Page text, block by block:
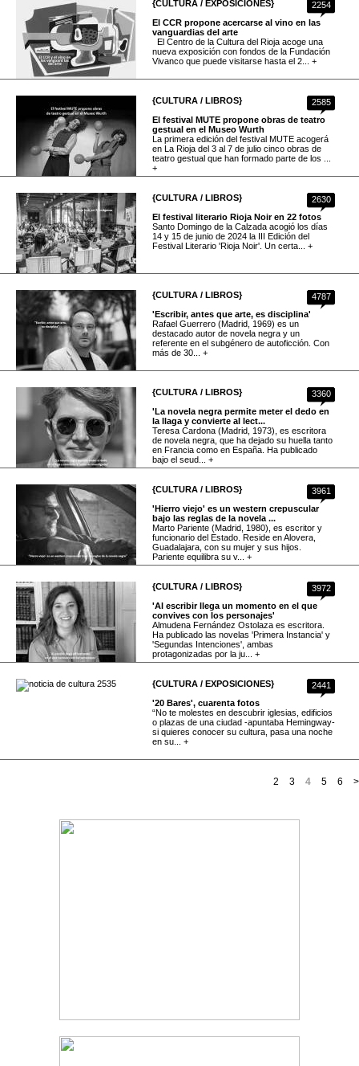
2254
{CULTURA / EXPOSICIONES}
El CCR propone acercarse al vino en las
vanguardias del arte
El Centro de la Cultura del Rioja acoge una
nueva exposición con fondos de la Fundación
Vivanco que puede visitarse hasta el 2... +
2585
{CULTURA / LIBROS}
El festival MUTE propone obras de teatro
gestual en el Museo Wurth
La primera edición del festival MUTE acogerá
en La Rioja del 3 al 7 de julio cinco obras de
teatro gestual que han formado parte de los ...
+
2630
{CULTURA / LIBROS}
El festival literario Rioja Noir en 22 fotos
Santo Domingo de la Calzada acogió los días
14 y 15 de junio de 2024 la III Edición del
Festival Literario 'Rioja Noir'. Un certa... +
4787
{CULTURA / LIBROS}
'Escribir, antes que arte, es disciplina'
Rafael Guerrero (Madrid, 1969) es un
destacado autor de novela negra y un
referente en el subgénero de autoficción. Con
más de 30... +
3360
{CULTURA / LIBROS}
'La novela negra permite meter el dedo en
la llaga y convierte al lect...
Teresa Cardona (Madrid, 1973), es escritora
de novela negra, que ha dejado su huella tanto
en Francia como en España. Ha publicado
bajo el seud... +
3961
{CULTURA / LIBROS}
'Hierro viejo' es un western crepuscular
bajo las reglas de la novela ...
Marto Pariente (Madrid, 1980), es escritor y
funcionario del Estado. Reside en Alovera,
Guadalajara, con su mujer y sus hijos.
Pariente equilibra su v... +
3972
{CULTURA / LIBROS}
'Al escribir llega un momento en el que
convives con los personajes'
Almudena Fernández Ostolaza es escritora.
Ha publicado las novelas 'Primera Instancia' y
'Segundas Intenciones', ambas
protagonizadas por la ju... +
2441
{CULTURA / EXPOSICIONES}
'20 Bares', cuarenta fotos
“No te molestes en descubrir iglesias, edificios
o plazas de una ciudad -apuntaba Hemingway-
si quieres conocer su cultura, pasa una noche
en su... +
>
2 3 4 5 6